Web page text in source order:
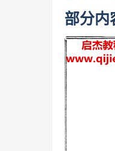
部分内